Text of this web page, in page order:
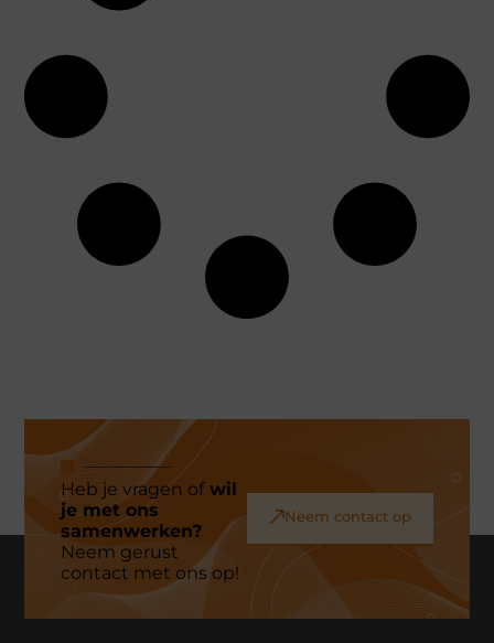
Heb je vragen ofwil
je met ons
samenwerken?
Neem gerust
contact met ons op!
Neem contact op